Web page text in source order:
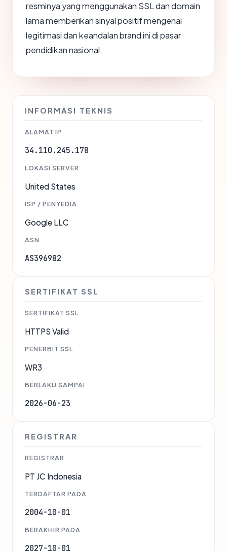
resminya yang menggunakan SSL dan domain
lama memberikan sinyal positif mengenai
legitimasi dan keandalan brand ini di pasar
pendidikan nasional.
INFORMASI TEKNIS
ALAMAT IP
34.110.245.178
LOKASI SERVER
United States
ISP / PENYEDIA
Google LLC
ASN
AS396982
SERTIFIKAT SSL
SERTIFIKAT SSL
HTTPS Valid
PENERBIT SSL
WR3
BERLAKU SAMPAI
2026-06-23
REGISTRAR
REGISTRAR
PT JC Indonesia
TERDAFTAR PADA
2004-10-01
BERAKHIR PADA
2027-10-01